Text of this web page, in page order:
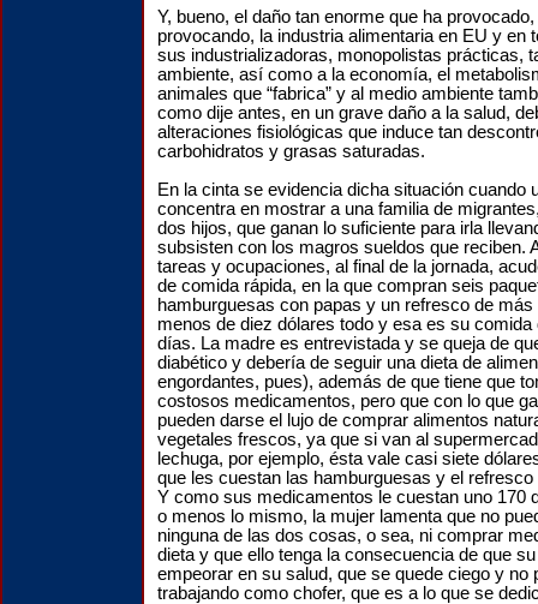
Y, bueno, el daño tan enorme que ha
provocando, la industria alimentaria en EU y en
sus industrializadoras, monopolistas prácticas,
ambiente, así como a la economía, el
animales que “fabrica” y al medio ambiente
como dije antes, en un grave daño a la salud,
alteraciones fisiológicas que induce tan
carbohidratos y grasas saturadas.
En la cinta se evidencia dicha situación cuando
concentra en mostrar a una familia de
dos hijos, que ganan lo suficiente para irla
subsisten con los magros sueldos que reciben.
tareas y ocupaciones, al final de la jornada,
de comida rápida, en la que compran seis
hamburguesas con papas y un refresco de
menos de diez dólares todo y esa es su
días. La madre es entrevistada y se queja de
diabético y debería de seguir una dieta de
engordantes, pues), además de que tiene que
costosos medicamentos, pero que con lo que
pueden darse el lujo de comprar alimentos
vegetales frescos, ya que si van al
lechuga, por ejemplo, ésta vale casi siete
que les cuestan las hamburguesas y el
Y como sus medicamentos le cuestan uno 170
o menos lo mismo, la mujer lamenta que no
ninguna de las dos cosas, o sea, ni comprar
dieta y que ello tenga la consecuencia de que
empeorar en su salud, que se quede ciego y no
trabajando como chofer, que es a lo que se